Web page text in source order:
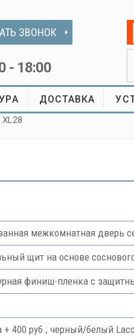
ЗВОНОК
- 18:00
ДОСТАВКА
межкомнатная дверь
щит на основе
финиш-пленка с
+ 400 руб.; черный/белый